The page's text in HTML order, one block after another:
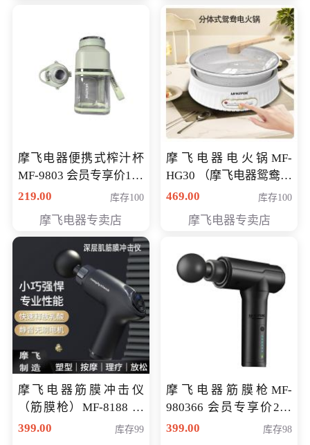
摩飞电器便携式榨汁杯
MF-9803 会员专享价138
元
219.00 库存100
摩飞电器专卖店
摩飞电器电火锅MF-
HG30 （摩飞电器鸳鸯锅
MF-HG30 ） 会员专享价
469.00 库存100
摩飞电器专卖店
摩飞电器筋膜冲击仪
（筋膜枪）MF-8188 会
员专享价268元
399.00 库存99
摩飞电器筋膜枪MF-
980366 会员专享价299
元
399.00 库存98